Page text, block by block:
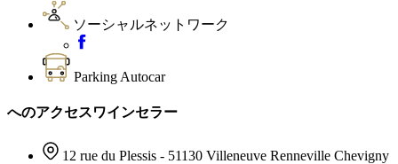
ソーシャルネットワーク
Parking Autocar
へのアクセスワインセラー
12 rue du Plessis - 51130 Villeneuve Renneville Chevigny